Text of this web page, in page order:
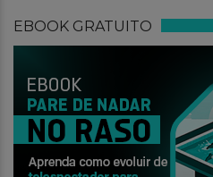
EBOOK GRATUITO